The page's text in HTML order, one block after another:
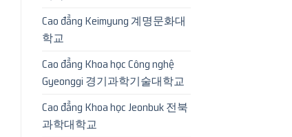
Cao đẳng Keimyung 계명문화대
학교
Cao đẳng Khoa học Công nghệ
Gyeonggi 경기과학기술대학교
Cao đẳng Khoa học Jeonbuk 전북
과학대학교